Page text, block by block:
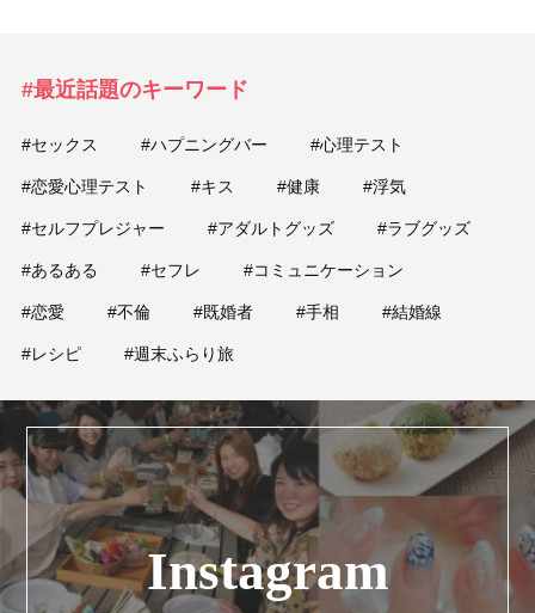
#最近話題のキーワード
#セックス #ハプニングバー #心理テスト
#恋愛心理テスト #キス #健康 #浮気
#セルフプレジャー #アダルトグッズ #ラブグッズ
#あるある #セフレ #コミュニケーション
#恋愛 #不倫 #既婚者 #手相 #結婚線
#レシピ #週末ふらり旅
Instagram